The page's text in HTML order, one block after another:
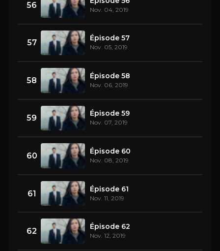
56 Nov. 04, 2019
57 Épisode 57
Nov. 05, 2019
58 Épisode 58
Nov. 06, 2019
59 Épisode 59
Nov. 07, 2019
60 Épisode 60
Nov. 08, 2019
61 Épisode 61
Nov. 11, 2019
62 Épisode 62
Nov. 12, 2019